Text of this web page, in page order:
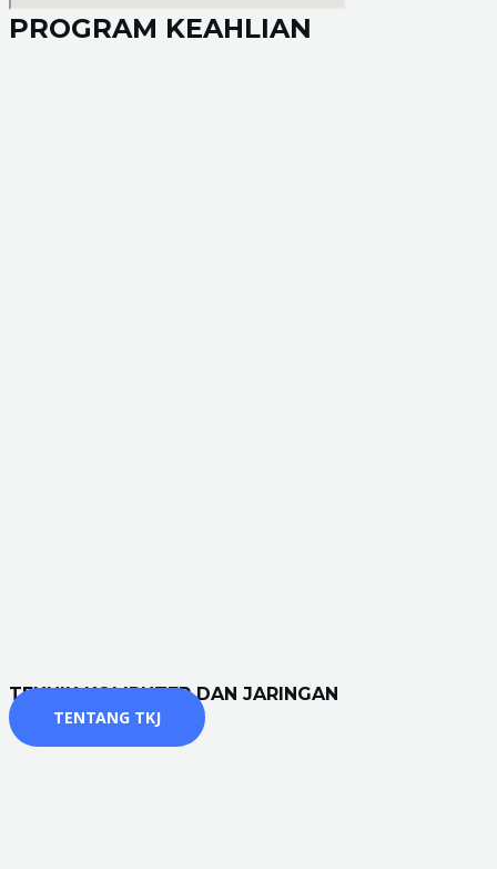
PROGRAM KEAHLIAN
TEKNIK KOMPUTER DAN JARINGAN
TENTANG TKJ